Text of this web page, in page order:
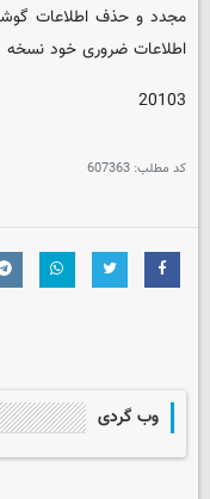
مجدد و حذف اطلاعات
اطلاعات ضروری خود نسخه‌
20103
کد مطلب: 607363
وب گردی